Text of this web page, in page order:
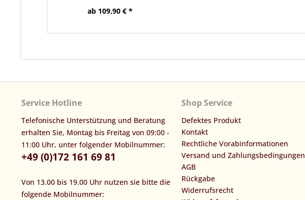
ab 109,90 € *
Service Hotline
Telefonische Unterstützung und Beratung
erhalten Sie, Montag bis Freitag von 09:00 -
11:00 Uhr, unter folgender Mobilnummer:
+49 (0)172 161 69 81
Von 13.00 bis 19.00 Uhr nutzen sie bitte die
folgende Mobilnummer:
Shop Service
Defektes Produkt
Kontakt
Rechtliche Vorabinformationen
Versand und Zahlungsbedingungen
AGB
Rückgabe
Widerrufsrecht